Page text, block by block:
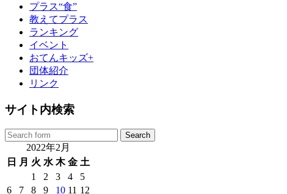
プラス“食”
教えてプラス
ランキング
イベント
おてんキッズ+
団体紹介
リンク
サイト内検索
2022年2月
日
月 火 水 木 金 土
1
2 3 4
5
6
7 8 9 10 11 12